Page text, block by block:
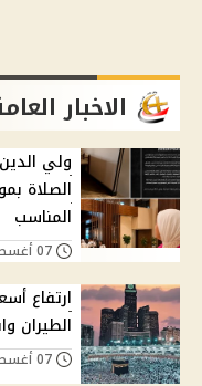
الاخبار
ولي
الصلاة
المناسب
ارتفاع
الطيران